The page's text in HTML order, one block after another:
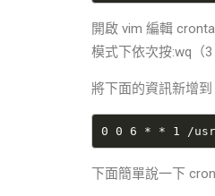
開啟 vim 編輯
模式下依次按:wq（
將下面的資訊新增到
下面簡單說一下